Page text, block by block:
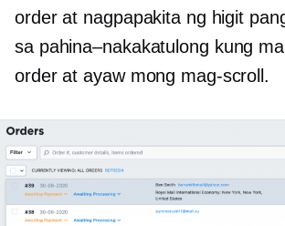
order at nagpapakita ng higit
sa pahina–nakakatulong kung
order at ayaw mong mag-scroll.